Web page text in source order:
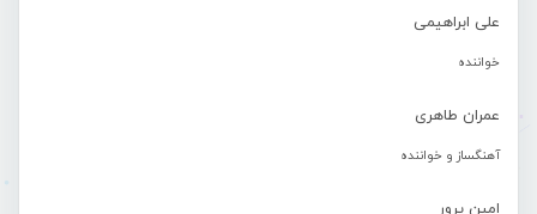
علی ابراهیمی
خواننده
عمران طاهری
آهنگساز و خواننده
امین پرور